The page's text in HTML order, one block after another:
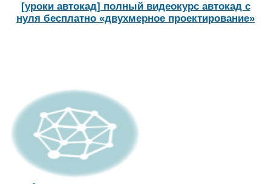
[уроки автокад] полный видеокурс автокад с
нуля бесплатно «двухмерное проектирование»